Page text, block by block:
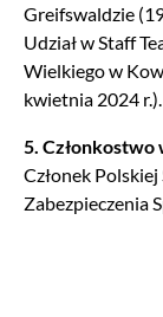
Greifswaldzie
Udział w Staff
Wielkiego w
kwietnia 2024 r.).
5.
Członek
Zabezpieczenia